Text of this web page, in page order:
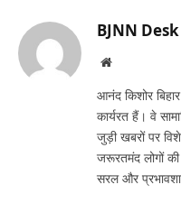
BJNN Desk
Website
आनंद किशोर
कार्यरत हैं। वे
जुड़ी खबरों पर
जरूरतमंद लोगों
सरल और